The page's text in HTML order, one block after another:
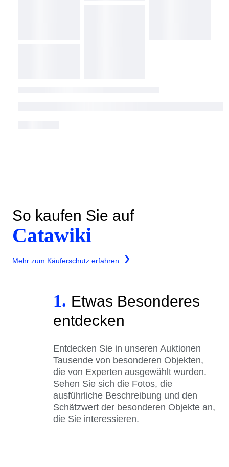
So kaufen Sie auf
Catawiki
Mehr zum Käuferschutz erfahren
1. Etwas Besonderes
entdecken
Entdecken Sie in unseren Auktionen
Tausende von besonderen Objekten,
die von Experten ausgewählt wurden.
Sehen Sie sich die Fotos, die
ausführliche Beschreibung und den
Schätzwert der besonderen Objekte an,
die Sie interessieren.